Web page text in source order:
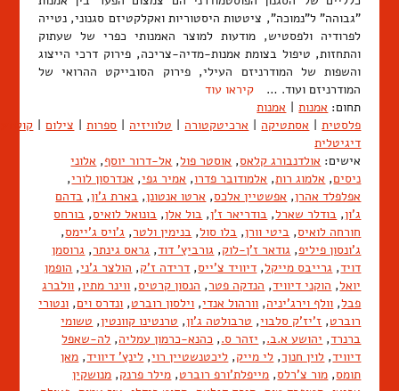
"גבוהה" ל"נמוכה", ציטטות היסטוריות ואקלקטיזם סגנוני, נטייה
לפרודיה ולפסטיש, מודעות למוצר האמנותי כפרי של שעתוק
והתחזות, טיפול בצומת אמנות-מדיה-צריכה, פירוק דרכי הייצוג
והשפות של המודרניזם העילי, פירוק הסובייקט ההרואי של
המודרניזם ועוד. … קיראו עוד
תחום: אמנות | אמנות
פלסטית | אסתטיקה | ארכיטקטורה | טלוויזיה | ספרות | צילום | קולנוע
דיגיטלית
אישים: אולדנבורג קלאס, אוסטר פול, אל-דרור יוסף, אלוני
ניסים, אלמוג רות, אלמודובר פדרו, אמיר גפי, אנדרסון לורי,
אפלפלד אהרן, אפשטיין אלכס, ארטו אנטונן, בארת ג'ון, בדהם
ג'ון, בודלר שארל, בודריאר ז'ן, בול אלן, בונואל לואיס, בורחס
חורחה לואיס, ביטי וורן, בלו סול, בנימין ולטר, ג'ויס ג'יימס,
ג'ונסון פיליפ, גודאר ז'ן-לוק, גורביץ' דוד, גראס גינתר, גרוסמן
דויד, גרייבס מייקל, דיוויד צ'ייס, דרידה ז'ק, הולצר ג'ני, הופמן
יואל, הוקני דיוויד, הנדקה פטר, הנסון קרטיס, ווינר מתיו, וולברג
פבל, וולף וירג'יניה, וורהול אנדי, וילסון רוברט, ונדרס וים, ונטורי
רוברט, ז'יז'ק סלבוי, טרבולטה ג'ון, טרנטינו קוונטין, טשומי
ברנרד, יהושע א.ב., יזהר ס., כהנא-כרמון עמליה, לה-שאפל
דיוויד, לוין חנוך, לי מייק, ליכטנשטיין רוי, לינץ' דיוויד, מאן
תומס, מור צ'רלס, מייפלת'ורפ רוברט, מילר פרנק, מנושקין